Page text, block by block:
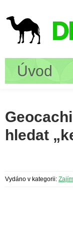
Úvod
hledat
Vydáno v kategorii: